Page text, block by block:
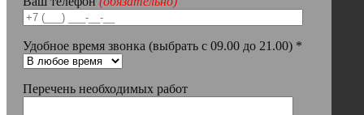
Удобное время звонка (выбрать с 09.00 до 21.00) *
Перечень необходимых работ